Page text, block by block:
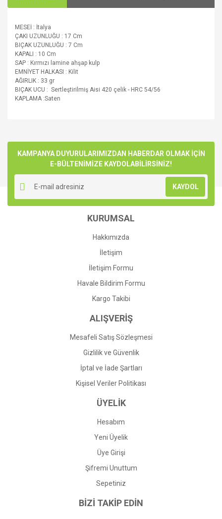
MESEİ : İtalya
ÇAKI UZUNLUĞU : 17 Cm
BIÇAK UZUNLUĞU : 7 Cm
KAPALI : 10 Cm
SAP : Kırmızı lamine ahşap kulp
EMNİYET HALKASI : Kilit
AĞIRLIK : 33 gr
BIÇAK UCU : Sertleştirilmiş Aisi 420 çelik - HRC 54/56
KAPLAMA :Saten
Yorum Yaz
kullanarak tarafımıza iletebilirsiniz.
Görüş ve önerileriniz için teşekkür ederiz.
Ürün resmi kalitesiz, bozuk veya görüntülenemiyor.
Ürün açıklamasında eksik bilgiler bulunuyor.
Ürün bilgilerinde hatalar bulunuyor.
Ürün fiyatı diğer sitelerden daha pahalı.
Gönder
KAMPANYA DUYURULARIMIZDAN HABERDAR OLMAK İÇİN
E-BÜLTENİMİZE KAYDOLABİLİRSİNİZ!
KAYDOL
KURUMSAL
Hakkımızda
İletişim
İletişim Formu
Havale Bildirim Formu
Kargo Takibi
ALIŞVERİŞ
Mesafeli Satış Sözleşmesi
Gizlilik ve Güvenlik
İptal ve İade Şartları
Kişisel Veriler Politikası
ÜYELİK
Hesabım
Yeni Üyelik
Üye Girişi
Şifremi Unuttum
Sepetiniz
BİZİ TAKİP EDİN